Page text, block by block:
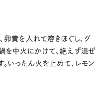
卵黄を入れて溶きほぐし、グ
を中火にかけて、絶えず混ぜ
いったん火を止めて、レモン